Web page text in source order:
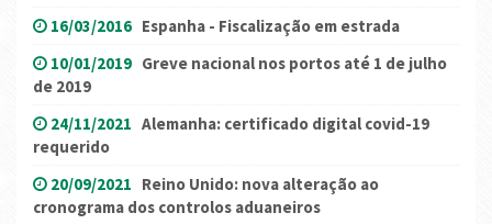
16/03/2016 Espanha - Fiscalização em estrada
10/01/2019 Greve nacional nos portos até 1 de julho
de 2019
24/11/2021 Alemanha: certificado digital covid-19
requerido
20/09/2021 Reino Unido: nova alteração ao
cronograma dos controlos aduaneiros